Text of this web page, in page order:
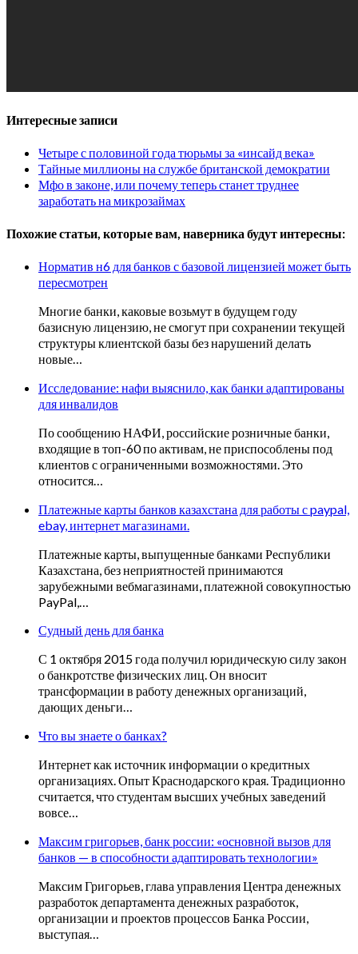
Интересные записи
Четыре с половиной года тюрьмы за «инсайд века»
Тайные миллионы на службе британской демократии
Мфо в законе, или почему теперь станет труднее
заработать на микрозаймах
Похожие статьи, которые вам, наверника будут интересны:
Норматив н6 для банков с базовой лицензией может быть
пересмотрен
Многие банки, каковые возьмут в будущем году
базисную лицензию, не смогут при сохранении текущей
структуры клиентской базы без нарушений делать
новые…
Исследование: нафи выяснило, как банки адаптированы
для инвалидов
По сообщению НАФИ, российские розничные банки,
входящие в топ-60 по активам, не приспособлены под
клиентов с ограниченными возможностями. Это
относится…
Платежные карты банков казахстана для работы с paypal,
ebay, интернет магазинами.
Платежные карты, выпущенные банками Республики
Казахстана, без неприятностей принимаются
зарубежными вебмагазинами, платежной совокупностью
PayPal,…
Судный день для банка
С 1 октября 2015 года получил юридическую силу закон
о банкротстве физических лиц. Он вносит
трансформации в работу денежных организаций,
дающих деньги…
Что вы знаете о банках?
Интернет как источник информации о кредитных
организациях. Опыт Краснодарского края. Традиционно
считается, что студентам высших учебных заведений
вовсе…
Максим григорьев, банк россии: «основной вызов для
банков — в способности адаптировать технологии»
Максим Григорьев, глава управления Центра денежных
разработок департамента денежных разработок,
организации и проектов процессов Банка России,
выступая…